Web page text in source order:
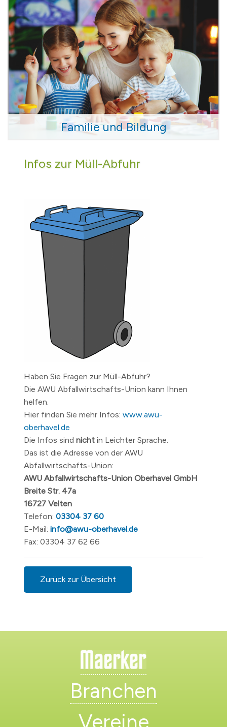
Familie und Bildung
Infos zur Müll-Abfuhr
Haben Sie Fragen zur Müll-Abfuhr?
Die AWU Abfallwirtschafts-Union kann Ihnen
helfen.
Hier finden Sie mehr Infos: www.awu-
oberhavel.de
Die Infos sind nicht in Leichter Sprache.
Das ist die Adresse von der AWU
Abfallwirtschafts-Union:
AWU Abfallwirtschafts-Union Oberhavel GmbH
Breite Str. 47a
16727 Velten
Telefon: 03304 37 60
E-Mail: info@awu-oberhavel.de
Fax: 03304 37 62 66
Zurück zur Übersicht
Branchen
Vereine